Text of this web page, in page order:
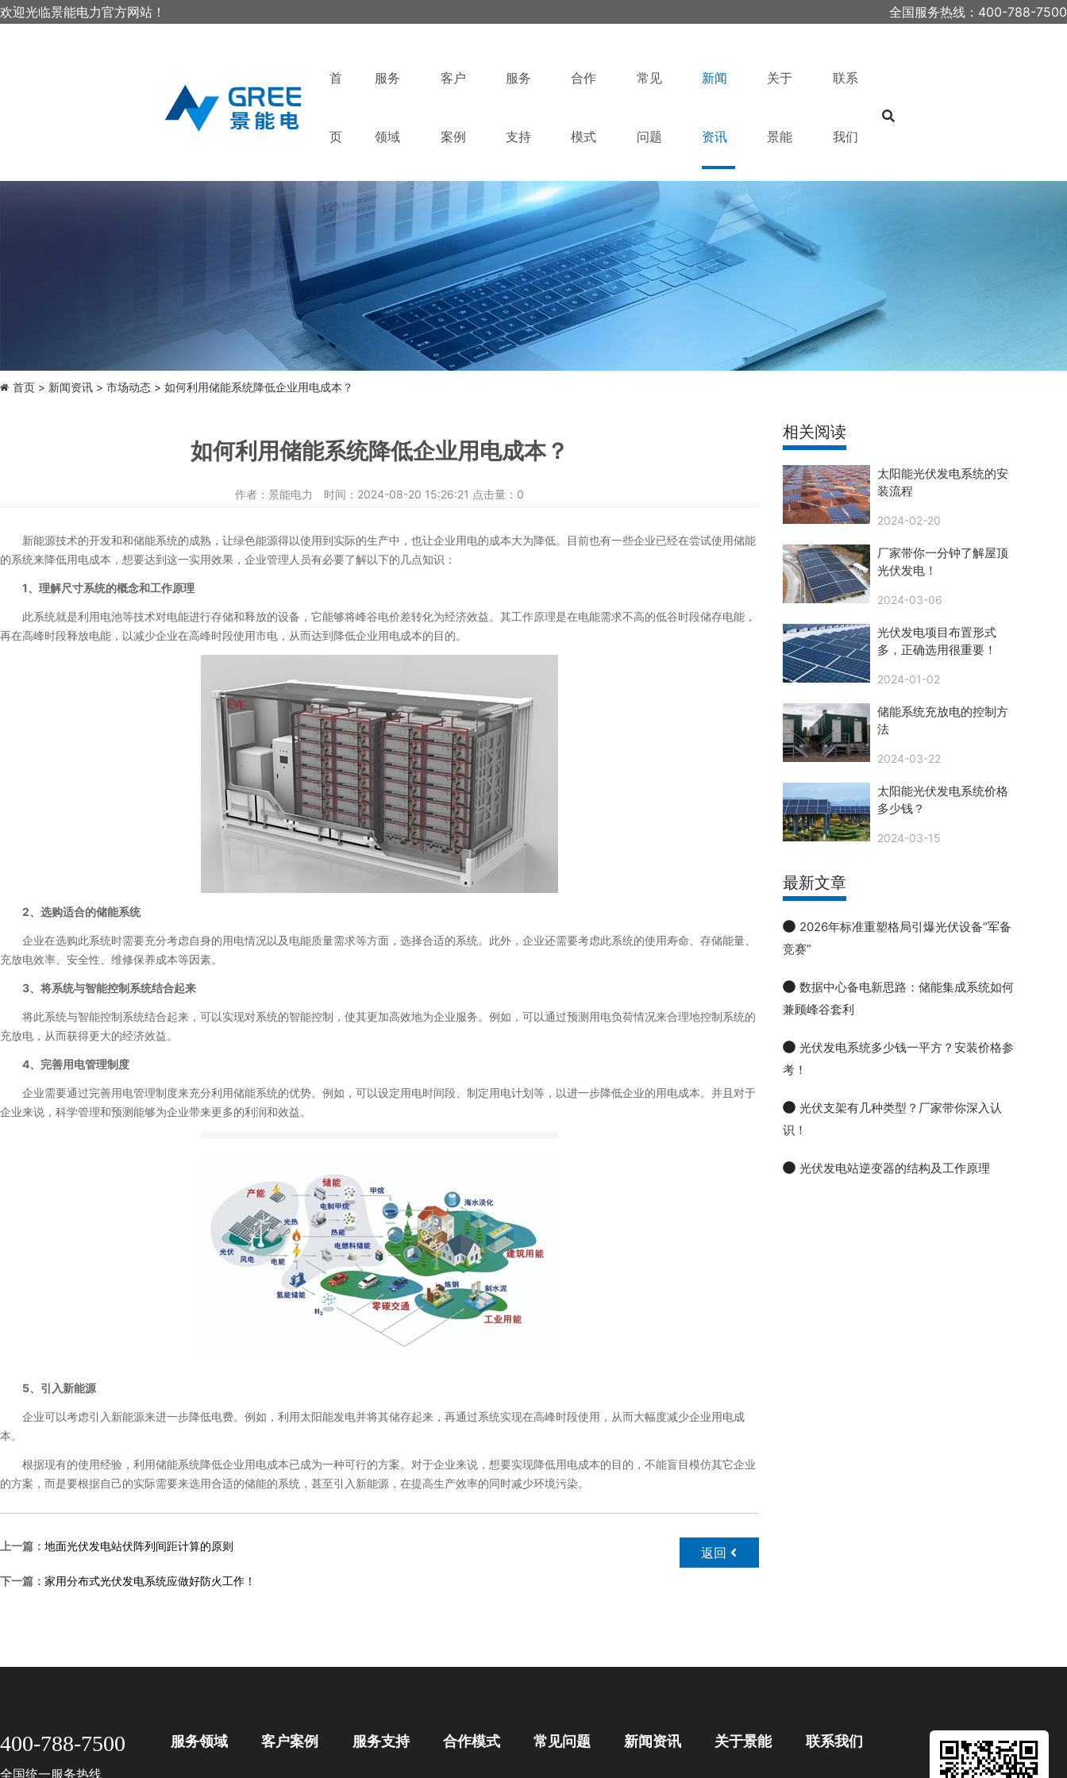
欢迎光临景能电力官方网站！ 全国服务热线：400-788-7500
首
页
服务
领域
客户
案例
服务
支持
合作
模式
常见
问题
新闻
资讯
关于
景能
联系
我们
首页 新闻资讯 市场动态> 如何利用储能系统降低企业用电成本？
如何利用储能系统降低企业用电成本？
作者：景能电力 时间：2024-08-20 15:26:21 点击量： 0
新能源技术的开发和和储能系统的成熟，让绿色能源得以使用到实际的生产中，也让企业用电的成本大为降低。目前也有一些企业已经在尝试使用储能
的系统来降低用电成本，想要达到这一实用效果，企业管理人员有必要了解以下的几点知识：
1、理解尺寸系统的概念和工作原理
此系统就是利用电池等技术对电能进行存储和释放的设备，它能够将峰谷电价差转化为经济效益。其工作原理是在电能需求不高的低谷时段储存电能，
再在高峰时段释放电能，以减少企业在高峰时段使用市电，从而达到降低企业用电成本的目的。
2、选购适合的储能系统
企业在选购此系统时需要充分考虑自身的用电情况以及电能质量需求等方面，选择合适的系统。此外，企业还需要考虑此系统的使用寿命、存储能量、
充放电效率、安全性、维修保养成本等因素。
3、将系统与智能控制系统结合起来
将此系统与智能控制系统结合起来，可以实现对系统的智能控制，使其更加高效地为企业服务。例如，可以通过预测用电负荷情况来合理地控制系统的
充放电，从而获得更大的经济效益。
4、完善用电管理制度
企业需要通过完善用电管理制度来充分利用储能系统的优势。例如，可以设定用电时间段、制定用电计划等，以进一步降低企业的用电成本。并且对于
企业来说，科学管理和预测能够为企业带来更多的利润和效益。
5、引入新能源
企业可以考虑引入新能源来进一步降低电费。例如，利用太阳能发电并将其储存起来，再通过系统实现在高峰时段使用，从而大幅度减少企业用电成
本。
根据现有的使用经验，利用储能系统降低企业用电成本已成为一种可行的方案。对于企业来说，想要实现降低用电成本的目的，不能盲目模仿其它企业
的方案，而是要根据自己的实际需要来选用合适的储能的系统，甚至引入新能源，在提高生产效率的同时减少环境污染。
上一篇： 地面光伏发电站伏阵列间距计算的原则
下一篇： 家用分布式光伏发电系统应做好防火工作！
返回
相关阅读
太阳能光伏发电系统的安
装流程
2024-02-20
厂家带你一分钟了解屋顶
光伏发电！
2024-03-06
光伏发电项目布置形式
多，正确选用很重要！
2024-01-02
储能系统充放电的控制方
法
2024-03-22
太阳能光伏发电系统价格
多少钱？
2024-03-15
最新文章
2026年标准重塑格局引爆光伏设备“军备
竞赛”
数据中心备电新思路：储能集成系统如何
兼顾峰谷套利
光伏发电系统多少钱一平方？安装价格参
考！
光伏支架有几种类型？厂家带你深入认
识！
光伏发电站逆变器的结构及工作原理
400-788-7500
全国统一服务热线
服务领域 客户案例 服务支持 合作模式 常见问题 新闻资讯 关于景能 联系我们